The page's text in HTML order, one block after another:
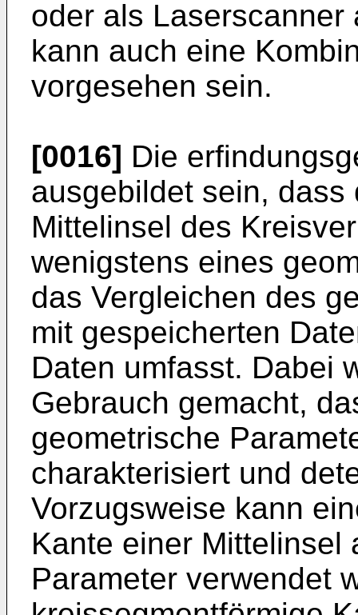
oder als
kann auch eine
vorgesehen sein.
[0016] Die
ausgebildet sein,
Mittelinsel des
wenigstens eines
das Vergleichen des
mit gespeicherten
Daten umfasst. Dabei
Gebrauch gemacht,
geometrische
charakterisiert und
Vorzugsweise kann
Kante einer Mittelinsel
Parameter verwendet